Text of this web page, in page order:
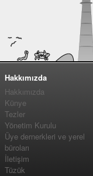
Hakkımızda
Hakkımızda
Künye
Tezler
Yönetim Kurulu
Üye dernerkleri ve yerel
büroları
İletişim
Tüzük